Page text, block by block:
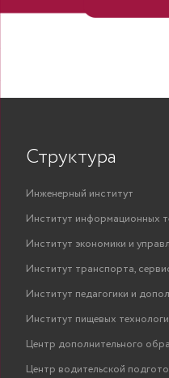
Структура
Инженерный институт
Институт информационных
Институт экономики и
Институт транспорта,
Институт педагогики и
Институт пищевых
Центр дополнительного
Центр водительской